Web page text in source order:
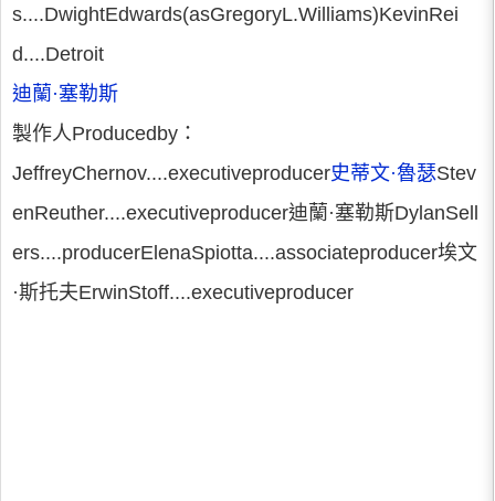
s....DwightEdwards(asGregoryL.Williams)KevinRei
d....Detroit
迪蘭·塞勒斯
製作人Producedby：
JeffreyChernov....executiveproducer史蒂文·魯瑟Stev
enReuther....executiveproducer迪蘭·塞勒斯DylanSell
ers....producerElenaSpiotta....associateproducer埃文
·斯托夫ErwinStoff....executiveproducer